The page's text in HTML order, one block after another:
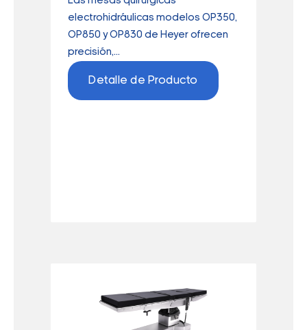
electrohidráulicas modelos OP350,
OP850 y OP830 de Heyer ofrecen
precisión,...
Detalle de Producto